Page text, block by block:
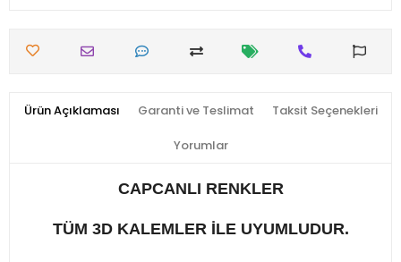
Ürün Açıklaması Garanti ve Teslimat Taksit Seçenekleri
Yorumlar
CAPCANLI RENKLER
TÜM 3D KALEMLER İLE UYUMLUDUR.